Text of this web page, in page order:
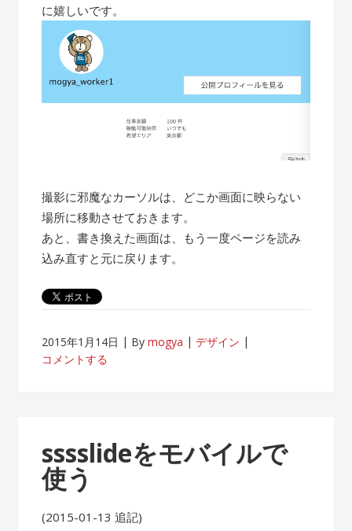
に嬉しいです。
撮影に邪魔なカーソルは、どこか画面に映らない
場所に移動させておきます。
あと、書き換えた画面は、もう一度ページを読み
込み直すと元に戻ります。
2015年1月14日 Bymogya
デザイン
コメントする
sssslideをモバイルで
使う
(2015-01-13 追記)